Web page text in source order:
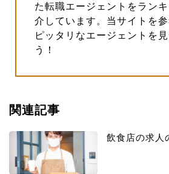
た転職エージェントをラン
介しています。当サイトを
ピッタリなエージェントを
う！
関連記事
飲食店の求人